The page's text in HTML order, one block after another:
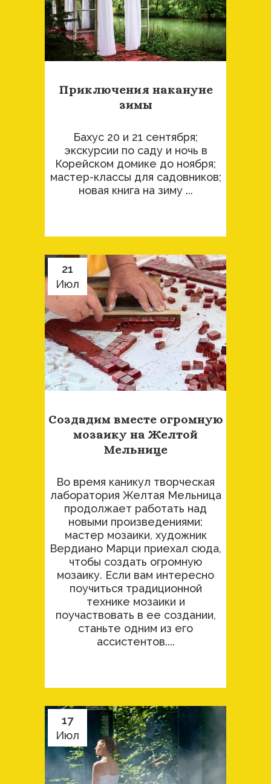
Приключения накануне
зимы
Бахус 20 и 21 сентября;
экскурсии по саду и ночь в
Корейском домике до ноября;
мастер-классы для садовников;
новая книга на зиму ...
21
Июл
Создадим вместе огромную
мозаику на Желтой
Мельнице
Во время каникул творческая
лаборатория Желтая Мельница
продолжает работать над
новыми произведениями:
мастер мозаики, художник
Вердиано Марци приехал сюда,
чтобы создать огромную
мозаику. Если вам интересно
поучиться традиционной
технике мозаики и
поучаствовать в ее создании,
станьте одним из его
ассистентов....
17
Июл